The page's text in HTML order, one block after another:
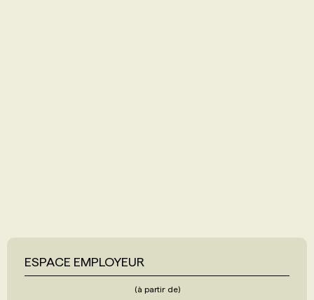
ESPACE EMPLOYEUR
(à partir de)